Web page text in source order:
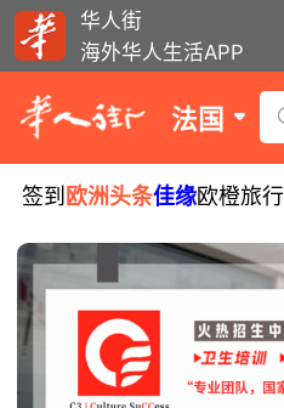
华人街
海外华人生活APP
法国
签到 欧洲头条佳缘欧橙旅行